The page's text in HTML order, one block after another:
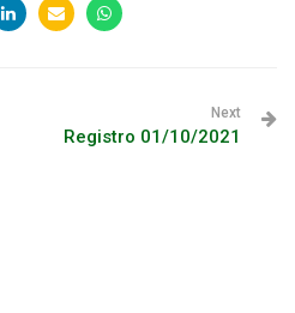
Next
Registro 01/10/2021